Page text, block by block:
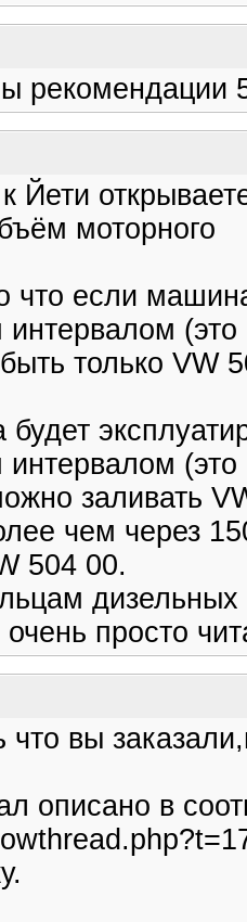
рекомендации
Йети
моторного
что если
только VW
заливать
чем через
504 00.
просто
что вы
описано в